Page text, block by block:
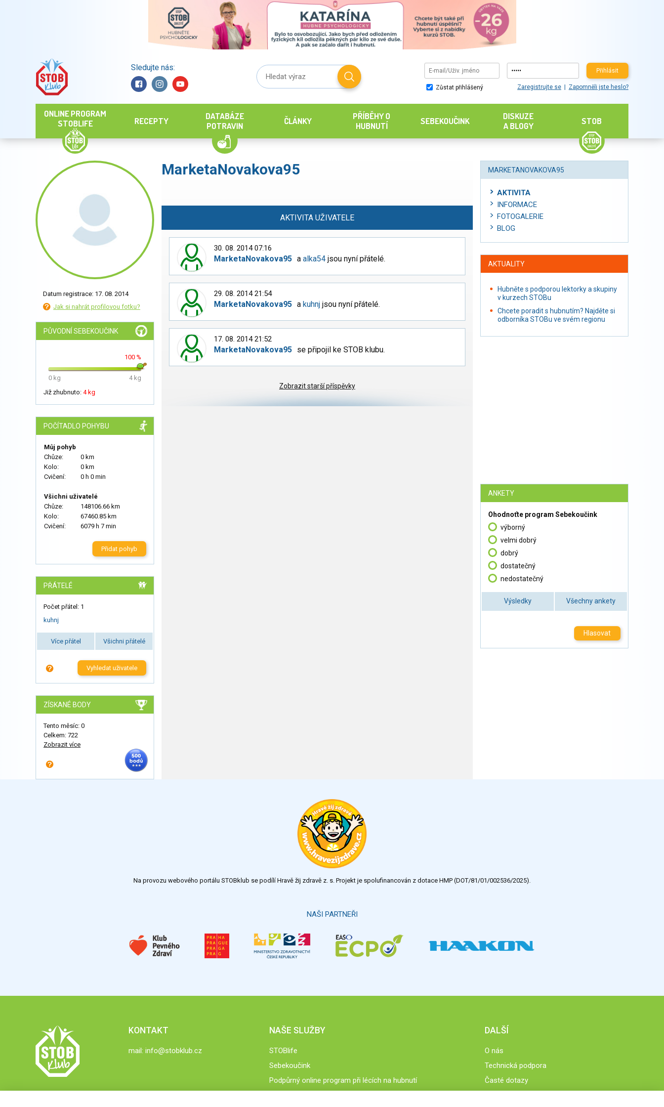
Sledujte nás: Přihlásit
Zůstat přihlášený Zaregistrujte se Zapomněli jste heslo?
ONLINE PROGRAM
STOBLIFE
RECEPTY
DATABÁZE
POTRAVIN
ČLÁNKY
PŘÍBĚHY O
HUBNUTÍ
SEBEKOUČINK
DISKUZE
A BLOGY
STOB
Datum registrace: 17. 08. 2014
Jak si nahrát profilovou fotku?
PŮVODNÍ SEBEKOUČINK
100 %
0 kg
4 kg
Již zhubnuto: 4 kg
POČÍTADLO POHYBU
Můj pohyb
Chůze:
0 km
Kolo:
0 km
Cvičení:
0 h 0 min
Všichni uživatelé
Chůze:
148106.66 km
Kolo:
67460.85 km
Cvičení:
6079 h 7 min
Přidat pohyb
PŘÁTELÉ
Počet přátel: 1
kuhnj
Více přátel Všichni přátelé
Vyhledat uživatele
ZÍSKANÉ BODY
Tento měsíc: 0
Celkem: 722
Zobrazit více
MarketaNovakova95
AKTIVITA UŽIVATELE
30. 08. 2014 07:16
MarketaNovakova95 aalka54 jsou nyní přátelé.
29. 08. 2014 21:54
MarketaNovakova95 akuhnj jsou nyní přátelé.
17. 08. 2014 21:52
MarketaNovakova95 se připojil ke STOB klubu.
Zobrazit starší příspěvky
MARKETANOVAKOVA95
AKTIVITA
INFORMACE
FOTOGALERIE
BLOG
AKTUALITY
Hubněte s podporou lektorky a skupiny
v kurzech STOBu
Chcete poradit s hubnutím? Najděte si
odborníka STOBu ve svém regionu
ANKETY
Ohodnoťte program Sebekoučink
výborný
velmi dobrý
dobrý
dostatečný
nedostatečný
Výsledky Všechny ankety
Hlasovat
Na provozu webového portálu STOBklub se podílí Hravě žij zdravě z. s. Projekt je spolufinancován z dotace HMP (DOT/81/01/002536/2025).
NAŠI PARTNEŘI
KONTAKT
mail: info@stobklub.cz
NAŠE SLUŽBY
STOBlife
Sebekoučink
Podpůrný online program při lécích na hubnutí
DALŠÍ
O nás
Technická podpora
Časté dotazy